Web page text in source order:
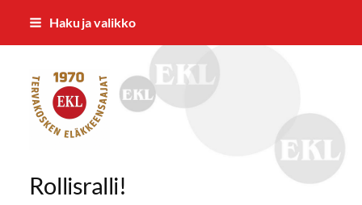
Siirry
Haku ja valikko
Tervakosken Eläkkeensaajat ry
Rollisralli!